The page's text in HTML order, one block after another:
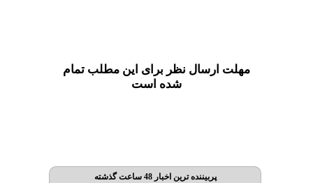
مهلت ارسال نظر برای این مطلب تمام
شده است
پربیننده ترین اخبار 48 ساعت گذشته